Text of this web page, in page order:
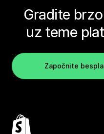
Gradite
uz teme
Započnite